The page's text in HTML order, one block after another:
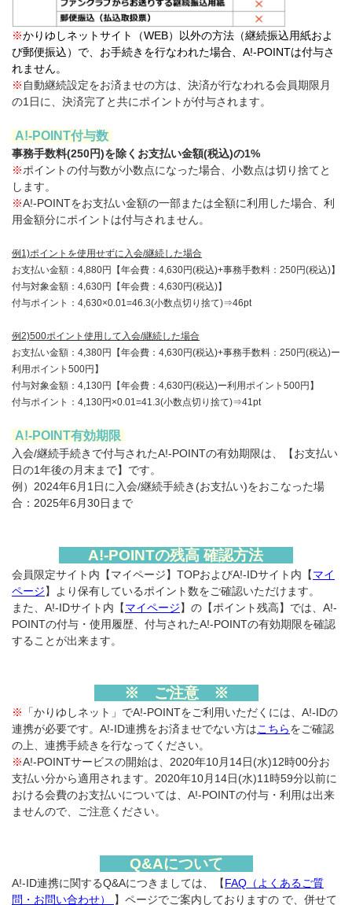
※かりゆしネットサイト（WEB）以外の方法（継続振込用紙およ
び郵便振込）で、お手続きを行なわれた場合、A!-POINTは付与さ
れません。
※ 自動継続設定をお済ませの方は、決済が行なわれる会員期限月
の1日に、決済完了と共にポイントが付与されます。
A!-POINT付与数
事務手数料(250円)を除くお支払い金額(税込)の1%
※ポイントの付与数が小数点になった場合、小数点は切り捨てと
します。
※A!-POINTをお支払い金額の一部または全額に利用した場合、利
用金額分にポイントは付与されません。
例1)ポイントを使用せずに入会/継続した場合
お支払い金額：4,880円【年会費：4,630円(税込)+事務手数料：250円(税込)】
付与対象金額：4,630円【年会費：4,630円(税込)】
付与ポイント：4,630×0.01=46.3(小数点切り捨て)⇒46pt
例2)500ポイント使用して入会/継続した場合
お支払い金額：4,380円【年会費：4,630円(税込)+事務手数料：250円(税込)ー
利用ポイント500円】
付与対象金額：4,130円【年会費：4,630円(税込)ー利用ポイント500円】
付与ポイント：4,130円×0.01=41.3(小数点切り捨て)⇒41pt
A!-POINT有効期限
入会/継続手続きで付与されたA!-POINTの有効期限は、【お支払い
日の1年後の月末まで】です。
例）2024年6月1日に入会/継続手続き(お支払い)をおこなった場
合：2025年6月30日まで
A!-POINTの残高 確認方法
会員限定サイト内【マイページ】TOPおよびA!-IDサイト内【マイ
ページ】より保有しているポイント数をご確認いただけます。
また、A!-IDサイト内【マイページ】の【ポイント残高】では、A!-
POINTの付与・使用履歴、付与されたA!-POINTの有効期限を確認
することが出来ます。
※ ご注意 ※
※
「かりゆしネット」でA!-POINTをご利用いただくには、A!-IDの
連携が必要です。A!-ID連携をお済ませでない方はこちらをご確認
の上、連携手続きを行なってください。
※A!-POINTサービスの開始は、2020年10月14日(水)12時00分お
支払い分から適用されます。2020年10月14日(水)11時59分以前に
おける会費のお支払いについては、A!-POINTの付与・利用は出来
ませんので、ご注意ください。
Q&Aについて
A!-ID連携に関するQ&Aにつきましては、【FAQ（よくあるご質
問・お問い合わせ）
】ページでご案内しておりますの で、併せて